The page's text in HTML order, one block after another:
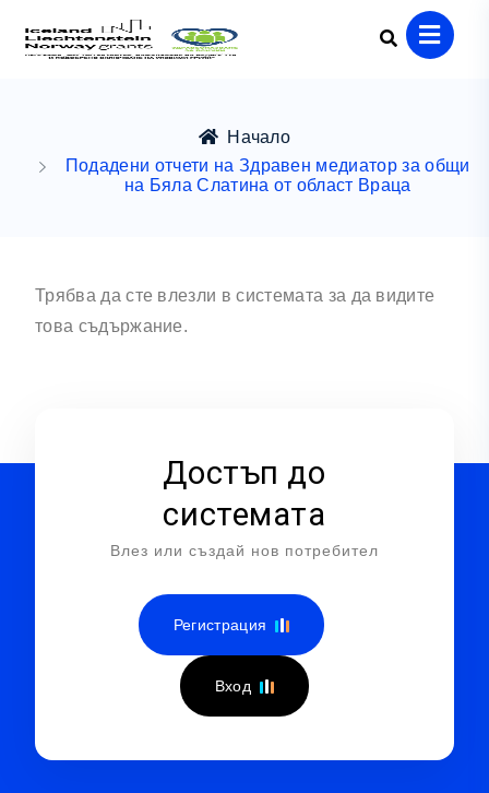
Начало
Подадени отчети на Здравен медиатор за общи
на Бяла Слатина от област Враца
Трябва да сте влезли в системата за да видите
това съдържание.
Достъп до
системата
Влез или създай нов потребител
Регистрация
Вход